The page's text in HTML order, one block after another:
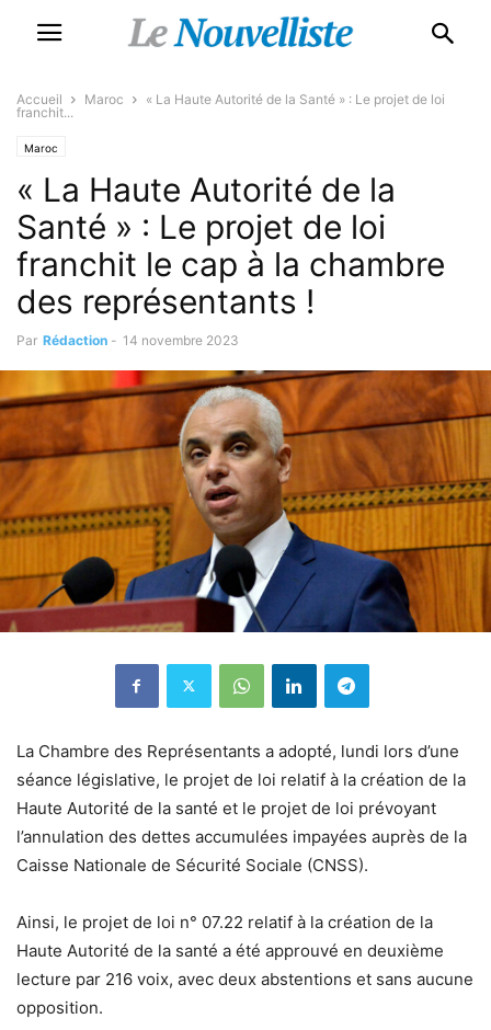
Accueil Maroc
« La Haute Autorité de la Santé » : Le projet de loi
franchit...
Maroc
« La Haute Autorité de la
Santé » : Le projet de loi
franchit le cap à la chambre
des représentants !
Par Rédaction - 14 novembre 2023
La Chambre des Représentants a adopté, lundi lors d’une
séance législative, le projet de loi relatif à la création de la
Haute Autorité de la santé et le projet de loi prévoyant
l’annulation des dettes accumulées impayées auprès de la
Caisse Nationale de Sécurité Sociale (CNSS).
Ainsi, le projet de loi n° 07.22 relatif à la création de la
Haute Autorité de la santé a été approuvé en deuxième
lecture par 216 voix, avec deux abstentions et sans aucune
opposition.